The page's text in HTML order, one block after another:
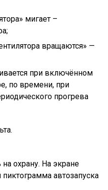
мигает –
вращаются» —
при включённом
по времени, при
прогрева
охрану. На экране
автозапуска